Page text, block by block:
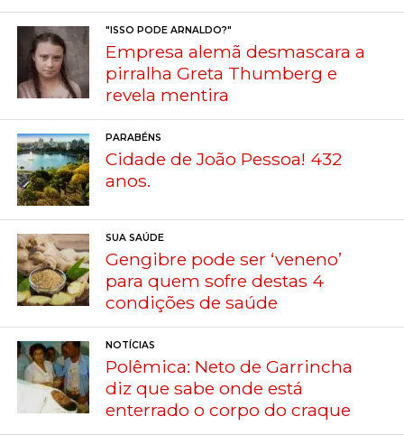
"ISSO PODE ARNALDO?"
Empresa alemã desmascara a
pirralha Greta Thumberg e
revela mentira
PARABÉNS
Cidade de João Pessoa! 432
anos.
SUA SAÚDE
Gengibre pode ser ‘veneno’
para quem sofre destas 4
condições de saúde
NOTÍCIAS
Polêmica: Neto de Garrincha
diz que sabe onde está
enterrado o corpo do craque